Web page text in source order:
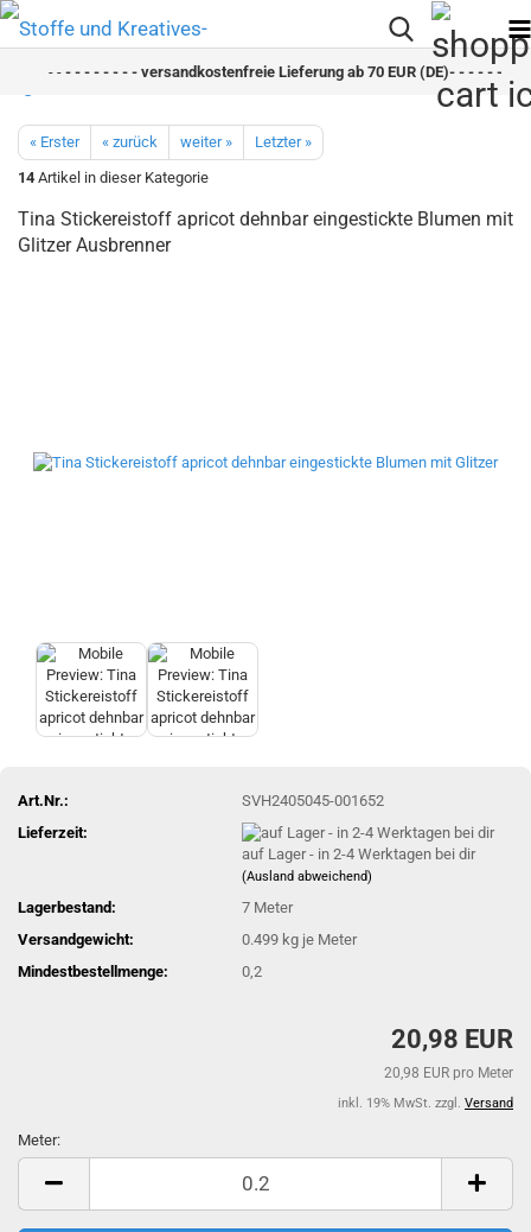
- - - - - - - - versandkostenfreie Lieferung ab 70 EUR (DE)- - - - - - - -
« Erster « zurück weiter »
Letzter »
14 Artikel in dieser Kategorie
Tina Stickereistoff apricot dehnbar eingestickte Blumen mit
Glitzer Ausbrenner
Art.Nr.:
SVH2405045-001652
Lieferzeit:
auf Lager - in 2-4 Werktagen bei dir
(Ausland abweichend)
Lagerbestand: 7 Meter
Versandgewicht:
0.499 kg je Meter
Mindestbestellmenge:
0,2
20,98 EUR
20,98 EUR pro Meter
inkl. 19% MwSt. zzgl. Versand
Meter:
Meter